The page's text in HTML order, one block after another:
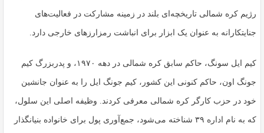
رژیم کره شمالی تاریخچه‌ای بلند در زمینه مشارکت در فعالیت‌های
جنایتکارانه به عنوان یک ابزار برای انباشت رمزارزهای خارجی دارد.
کیم ایل سونگ، حاکم سابق کره شمالی در دهه ۱۹۷۰، و پدربزرگ کیم
جونگ اون، حاکم کنونی این کشور، کیم جونگ ایل را به عنوان جانشین
خود در حزب کارگر کره شمالی معرفی کردند. وظیفه اصلی این سلول،
که به نام اداره ۳۹ شناخته می‌شود، جمع‌آوری پول برای خانواده بنیانگذار